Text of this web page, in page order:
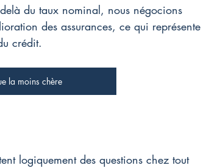
du taux nominal, nous négocions
des assurances, ce qui représente
crédit.
la moins chère
logiquement des questions chez tout